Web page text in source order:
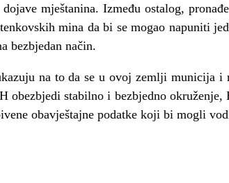
mještanina. Između ostalog,
mina da bi se mogao napuniti
bezbjedan način.
na to da se u ovoj zemlji municija
obezbjedi stabilno i bezbjedno
obavještajne podatke koji bi mogli